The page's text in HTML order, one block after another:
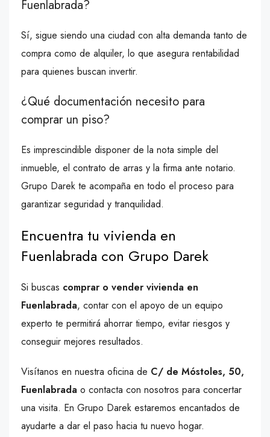
Fuenlabrada?
Sí, sigue siendo una ciudad con alta demanda tanto de
compra como de alquiler, lo que asegura rentabilidad
para quienes buscan invertir.
¿Qué documentación necesito para
comprar un piso?
Es imprescindible disponer de la nota simple del
inmueble, el contrato de arras y la firma ante notario.
Grupo Darek te acompaña en todo el proceso para
garantizar seguridad y tranquilidad.
Encuentra tu vivienda en
Fuenlabrada con Grupo Darek
Si buscas comprar o vender vivienda en
Fuenlabrada, contar con el apoyo de un equipo
experto te permitirá ahorrar tiempo, evitar riesgos y
conseguir mejores resultados.
Visítanos en nuestra oficina de C/ de Móstoles, 50,
Fuenlabrada o contacta con nosotros para concertar
una visita. En Grupo Darek estaremos encantados de
ayudarte a dar el paso hacia tu nuevo hogar.